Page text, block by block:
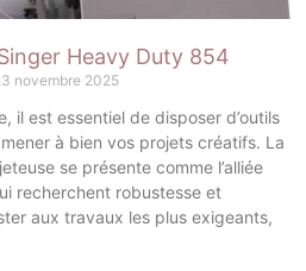
Heavy Duty 854
novembre 2025
il est essentiel de disposer d’outils
à bien vos projets créatifs. La
se présente comme l’alliée
recherchent robustesse et
aux travaux les plus exigeants,